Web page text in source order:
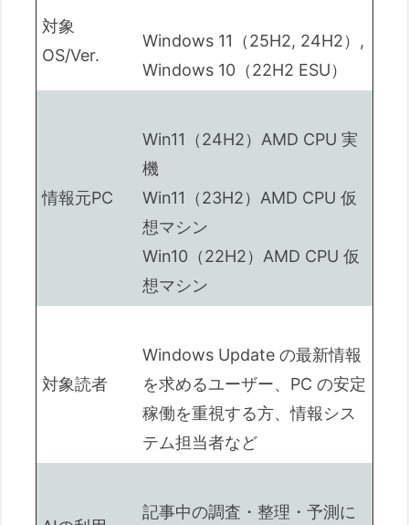
対象
OS/Ver.
Windows 11（25H2, 24H2）,
Windows 10（22H2 ESU）
情報元PC
Win11（24H2）AMD CPU 実
機
Win11（23H2）AMD CPU 仮
想マシン
Win10（22H2）AMD CPU 仮
想マシン
対象読者
Windows Update の最新情報
を求めるユーザー、PC の安定
稼働を重視する方、情報シス
テム担当者など
記事中の調査・整理・予測に